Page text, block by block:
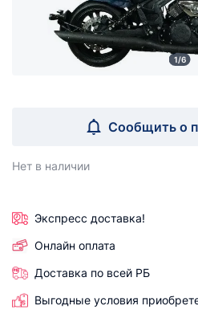
1/6
Сообщить о
Нет в наличии
Экспресс доставка!
Онлайн оплата
Доставка по всей РБ
Выгодные условия